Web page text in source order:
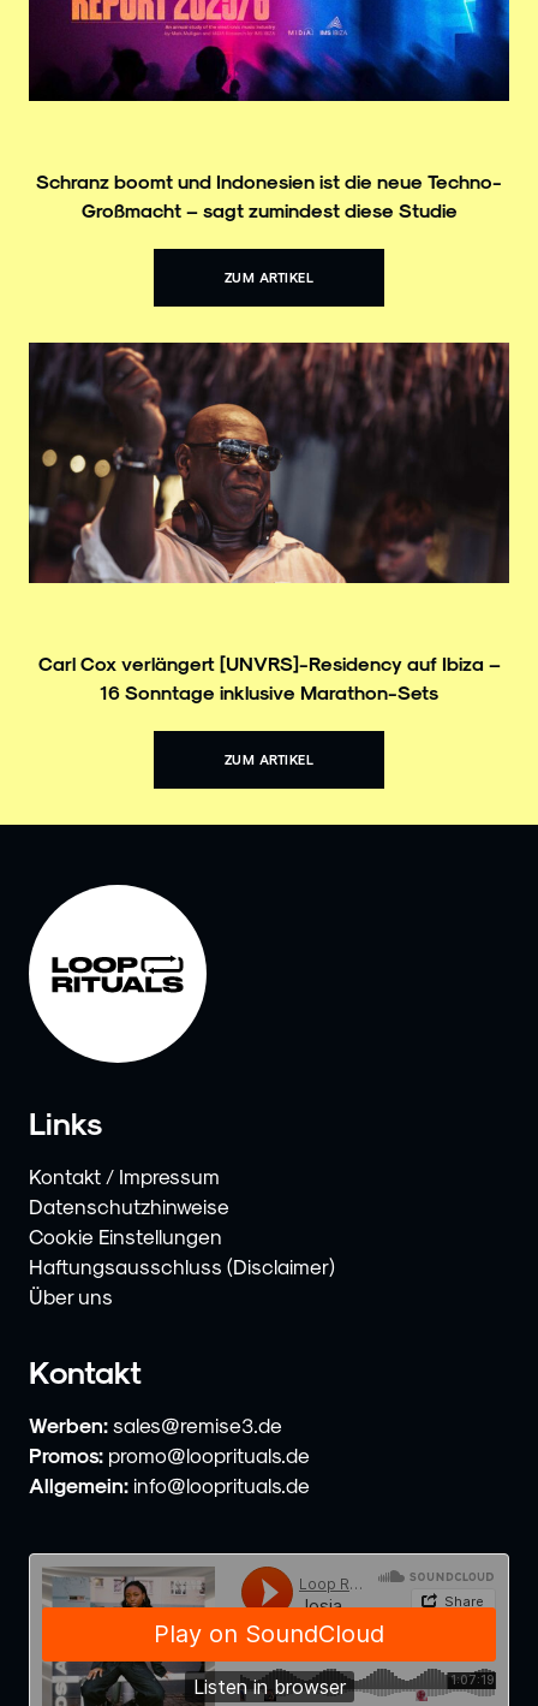
Schranz boomt und Indonesien ist die neue Techno-
Großmacht – sagt zumindest diese Studie
ZUM ARTIKEL
Carl Cox verlängert [UNVRS]-Residency auf Ibiza –
16 Sonntage inklusive Marathon-Sets
ZUM ARTIKEL
Links
Kontakt / Impressum
Datenschutzhinweise
Cookie Einstellungen
Haftungsausschluss (Disclaimer)
Über uns
Kontakt
Werben: sales@remise3.de
Promos: promo@looprituals.de
Allgemein: info@looprituals.de